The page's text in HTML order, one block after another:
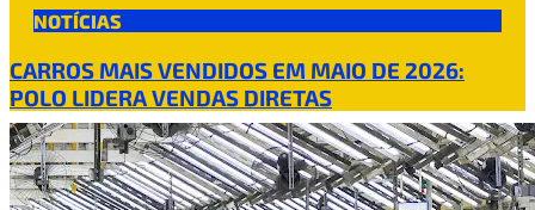
NOTÍCIAS
CARROS MAIS VENDIDOS EM MAIO DE 2026:
POLO LIDERA VENDAS DIRETAS